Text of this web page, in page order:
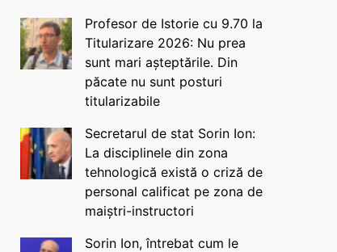
Profesor de Istorie cu 9.70 la
Titularizare 2026: Nu prea
sunt mari așteptările. Din
păcate nu sunt posturi
titularizabile
Secretarul de stat Sorin Ion:
La disciplinele din zona
tehnologică există o criză de
personal calificat pe zona de
maiștri-instructori
Sorin Ion, întrebat cum le